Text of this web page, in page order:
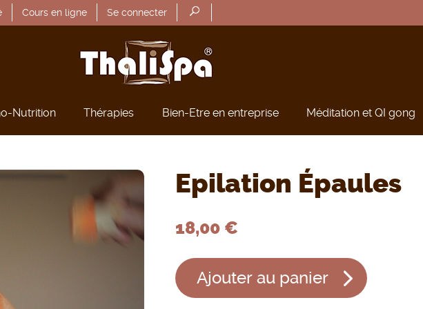
Cours en ligne
U
e
a
o
u
Se connecter Rechercher un produit
Nutrition Thérapies Bien-Etre en entreprise Méditation et QI gong
Epilation Épaules
18,00 €
Ajouter au panier